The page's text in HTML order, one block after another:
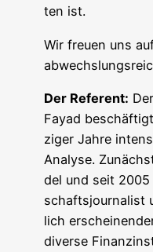
ten ist.
Wir freu­en uns
Der Refe­rent:
Fayad
zi­ger Jah­re
Ana­ly­se.
del und seit
schafts­jour­na­list
lich
diver­se